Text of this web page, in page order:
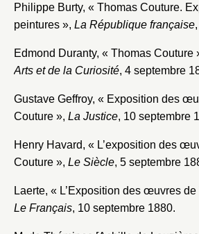
Philippe Burty, « Thomas Couture.
peintures », La République française
Edmond Duranty, « Thomas Couture
Arts et de la Curiosité, 4 septembre
Gustave Geffroy, « Exposition des
Couture », La Justice, 10 septembre
Henry Havard, « L’exposition des
Couture », Le Siècle, 5 septembre
Laerte, « L’Exposition des œuvres
Le Français, 10 septembre 1880.